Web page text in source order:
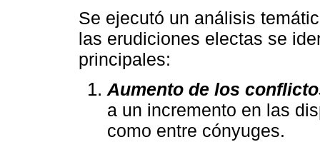
Se ejecutó un análisis
las erudiciones electas se
principales:
Aumento de los
a un incremento en las
como entre cónyuges.